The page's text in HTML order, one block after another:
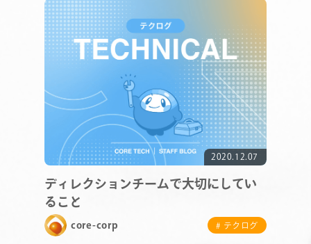
COMPANY
SERVICE
STAFF BLOG
NEWS
CONTACT
2020.12.07
ディレクションチームで大切にしてい
ること
core-corp # テクログ